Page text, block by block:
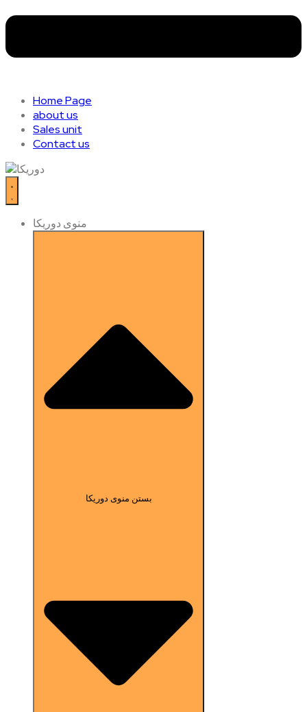
Home Page
about us
Sales unit
Contact us
منوی دوریکا
بستن منوی دوریکا